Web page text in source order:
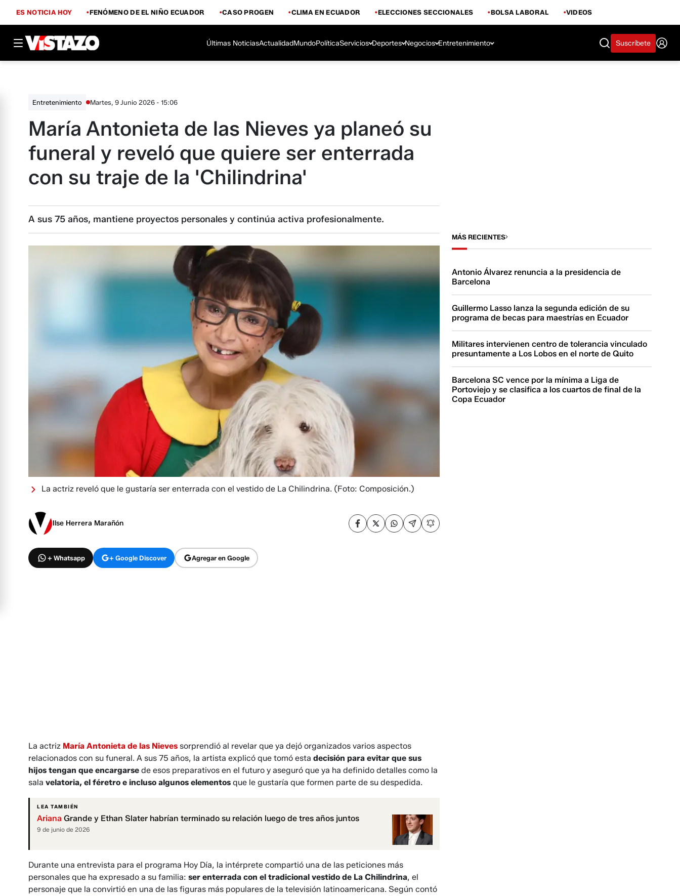
ES NOTICIA HOY FENÓMENO DE EL NIÑO ECUADOR CASO PROGEN CLIMA EN ECUADOR ELECCIONES SECCIONALES BOLSA LABORAL VIDEOS
Últimas NoticiasActualidadMundoPolíticaServicios Deportes Negocios Entretenimiento Suscríbete
Entretenimiento Martes, 9 Junio 2026 - 15:06
María Antonieta de las Nieves ya planeó su
funeral y reveló que quiere ser enterrada
con su traje de la 'Chilindrina'
A sus 75 años, mantiene proyectos personales y continúa activa profesionalmente.
La actriz reveló que le gustaría ser enterrada con el vestido de La Chilindrina. (Foto: Composición.)
Ilse Herrera Marañón
+ Whatsapp + Google Discover Agregar en Google
La actriz María Antonieta de las Nieves sorprendió al revelar que ya dejó organizados varios aspectos
relacionados con su funeral. A sus 75 años, la artista explicó que tomó esta decisión para evitar que sus
hijos tengan que encargarse de esos preparativos en el futuro y aseguró que ya ha definido detalles como la
sala velatoria, el féretro e incluso algunos elementos que le gustaría que formen parte de su despedida.
LEA TAMBIÉN
Ariana Grande y Ethan Slater habrían terminado su relación luego de tres años juntos
9 de junio de 2026
Durante una entrevista para el programa Hoy Día, la intérprete compartió una de las peticiones más
personales que ha expresado a su familia: ser enterrada con el tradicional vestido de La Chilindrina, el
personaje que la convirtió en una de las figuras más populares de la televisión latinoamericana. Según contó
MÁS RECIENTES
Antonio Álvarez renuncia a la presidencia de
Barcelona
Guillermo Lasso lanza la segunda edición de su
programa de becas para maestrías en Ecuador
Militares intervienen centro de tolerancia vinculado
presuntamente a Los Lobos en el norte de Quito
Barcelona SC vence por la mínima a Liga de
Portoviejo y se clasifica a los cuartos de final de la
Copa Ecuador